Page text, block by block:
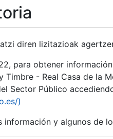
diren lizitazioak
para obtener
Timbre - Real Casa de la
Sector Público
)
información y algunos de